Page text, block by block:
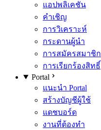
แอปพลิเคชัน
คำเชิญ
การวิเคราะห์
กระดานผู้นำ
การสมัครสมาชิก
การเรียกร้องสิทธิ์
Portal
แนะนำ Portal
สร้างบัญชีผู้ใช้
แดชบอร์ด
งานที่ต้องทำ